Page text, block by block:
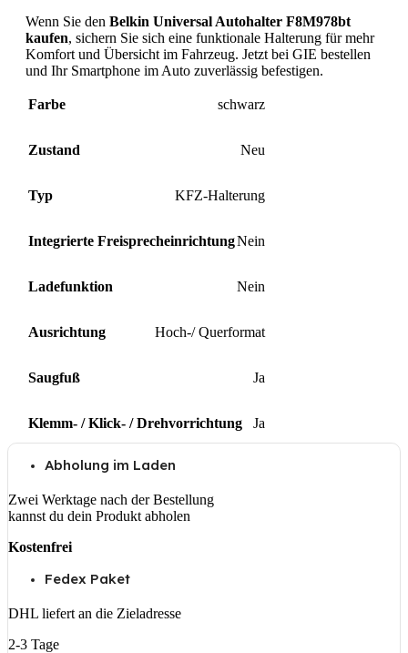
Wenn Sie den Belkin Universal Autohalter F8M978bt
kaufen, sichern Sie sich eine funktionale Halterung für mehr
Komfort und Übersicht im Fahrzeug. Jetzt bei GIE bestellen
und Ihr Smartphone im Auto zuverlässig befestigen.
Farbe schwarz
Zustand Neu
Typ KFZ-Halterung
Integrierte FreisprecheinrichtungNein
Ladefunktion Nein
Ausrichtung Hoch-/ Querformat
Saugfuß Ja
Klemm- / Klick- / Drehvorrichtung Ja
Abholung im Laden
Zwei Werktage nach der Bestellung
kannst du dein Produkt abholen
Kostenfrei
Fedex Paket
DHL liefert an die Zieladresse
2-3 Tage